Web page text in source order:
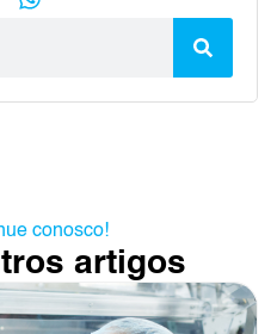
conosco!
artigos